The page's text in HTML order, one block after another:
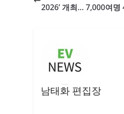
2026’ 개최… 7,000여명
남태화 편집장